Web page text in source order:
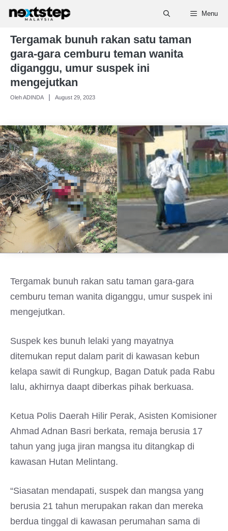
Skip
content
Menu
Tergamak bunuh rakan satu taman
gara-gara cemburu teman wanita
diganggu, umur suspek ini
mengejutkan
Oleh ADINDA August 29, 2023
Tergamak bunuh rakan satu taman gara-gara
cemburu teman wanita diganggu, umur suspek ini
mengejutkan.
Suspek kes bunuh lelaki yang mayatnya
ditemukan reput dalam parit di kawasan kebun
kelapa sawit di Rungkup, Bagan Datuk pada Rabu
lalu, akhirnya daapt diberkas pihak berkuasa.
Ketua Polis Daerah Hilir Perak, Asisten Komisioner
Ahmad Adnan Basri berkata, remaja berusia 17
tahun yang juga jiran mangsa itu ditangkap di
kawasan Hutan Melintang.
“Siasatan mendapati, suspek dan mangsa yang
berusia 21 tahun merupakan rakan dan mereka
berdua tinggal di kawasan perumahan sama di